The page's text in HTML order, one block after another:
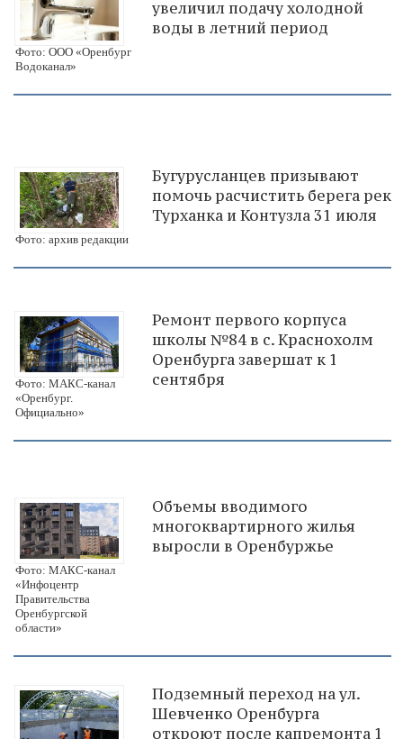
Фото: ООО «Оренбург
Водоканал»
увеличил подачу холодной
воды в летний период
Фото: архив редакции
Бугурусланцев призывают
помочь расчистить берега рек
Турханка и Контузла 31 июля
Фото: МАКС-канал
«Оренбург.
Официально»
Ремонт первого корпуса
школы №84 в с. Краснохолм
Оренбурга завершат к 1
сентября
Фото: МАКС-канал
«Инфоцентр
Правительства
Оренбургской
области»
Объемы вводимого
многоквартирного жилья
выросли в Оренбуржье
Подземный переход на ул.
Шевченко Оренбурга
откроют после капремонта 1